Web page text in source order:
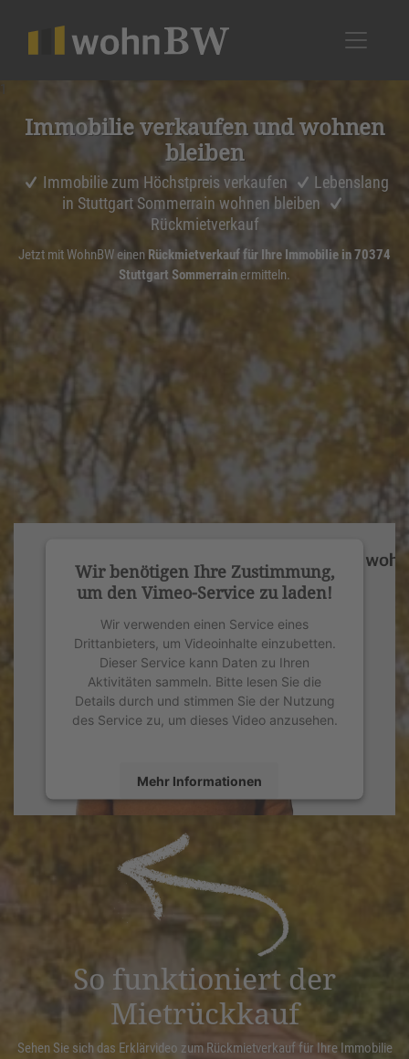
Immobilie verkaufen und wohnen
bleiben
Immobilie zum Höchstpreis verkaufen
Lebenslang
in Stuttgart Sommerrain wohnen bleiben
Rückmietverkauf
Jetzt mit WohnBW einen Rückmietverkauf für Ihre Immobilie in 70374
Stuttgart Sommerrain ermitteln.
Wir benötigen Ihre Zustimmung,
um den Vimeo-Service zu laden!
Wir verwenden einen Service eines
Drittanbieters, um Videoinhalte einzubetten.
Dieser Service kann Daten zu Ihren
Aktivitäten sammeln. Bitte lesen Sie die
Details durch und stimmen Sie der Nutzung
des Service zu, um dieses Video anzusehen.
Mehr Informationen
powered by
Management Platform
So funktioniert der
Mietrückkauf
Sehen Sie sich das Erklärvideo zum Rückmietverkauf für Ihre Immobilie